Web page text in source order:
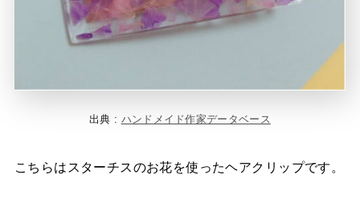
出典 : ハンドメイド作家データベース
こちらはスターチスのお花を使ったヘアクリップです。